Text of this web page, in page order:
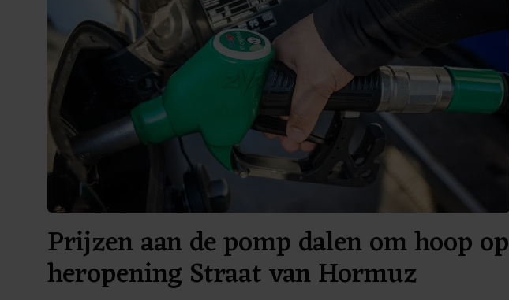
Prijzen aan de pomp dalen om hoop op
heropening Straat van Hormuz